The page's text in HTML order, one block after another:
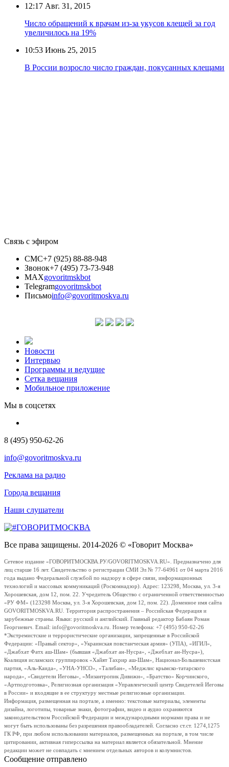
12:17 Авг. 31, 2015
Число обращений к врачам из-за укусов клещей за год
увеличилось на 19%
10:53 Июнь 25, 2015
В России возросло число граждан, покусанных клещами
Связь с эфиром
СМС+7 (925) 88-88-948
Звонок+7 (495) 73-73-948
MAXgovoritmskbot
Telegramgovoritmskbot
Письмоinfo@govoritmoskva.ru
Новости
Интервью
Программы и ведущие
Сетка вещания
Мобильное приложение
Мы в соцсетях
8 (495) 950-62-26
info@govoritmoskva.ru
Реклама на радио
Города вещания
Наши слушатели
Все права защищены. 2014-2026 © «Говорит Москва»
Сетевое издание «ГОВОРИТМОСКВА.РУ/GOVORITMOSKVA.RU». Предназначено для
лиц старше 16 лет. Свидетельство о регистрации СМИ Эл № 77-64961 от 04 марта 2016
года выдано Федеральной службой по надзору в сфере связи, информационных
технологий и массовых коммуникаций (Роскомнадзор). Адрес: 123298, Москва, ул. 3-я
Хорошевская, дом 12, пом. 22. Учредитель Общество с ограниченной ответственностью
«РУ ФМ» (123298 Москва, ул. 3-я Хорошевская, дом 12, пом. 22). Доменное имя сайта
GOVORITMOSKVA.RU. Территория распространения – Российская Федерация и
зарубежные страны. Языки: русский и английский. Главный редактор Бабаян Роман
Георгиевич. Email: info@govoritmoskva.ru. Номер телефона: +7 (495) 950-62-26
*Экстремистские и террористические организации, запрещенные в Российской
Федерации: «Правый сектор», «Украинская повстанческая армия» (УПА), «ИГИЛ»,
«Джабхат Фатх аш-Шам» (бывшая «Джабхат ан-Нусра», «Джебхат ан-Нусра»),
Коалиция исламских группировок «Хайят Тахрир аш-Шам», Национал-Большевистская
партия, «Аль-Каида», «УНА-УНСО», «Талибан», «Меджлис крымско-татарского
народа», «Свидетели Иеговы», «Мизантропик Дивижн», «Братство» Корчинского,
«Артподготовка», Религиозная организация «Управленческий центр Свидетелей Иеговы
в России» и входящие в ее структуру местные религиозные организации.
Информация, размещенная на портале, а именно: текстовые материалы, элементы
дизайна, логотипы, товарные знаки, фотографии, видео и аудио охраняются
законодательством Российской Федерации и международными нормами права и не
могут быть использованы без разрешения правообладателей. Согласно ст.ст. 1274,1275
ГК РФ, при любом использовании материалов, размещенных на портале, в том числе
цитировании, активная гиперссылка на материал является обязательной. Мнение
редакции может не совпадать с мнением отдельных авторов и колумнистов.
Сообщение отправлено